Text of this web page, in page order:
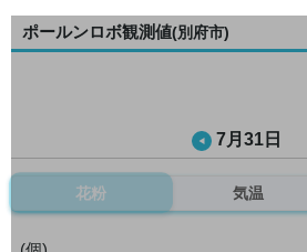
ポールンロボ観測値(別府市)
7月31日
花粉 気温